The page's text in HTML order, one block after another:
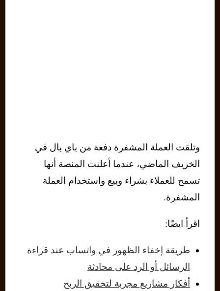
وتلقت العملة المشفرة دفعة من باي بال في
الخريف الماضي، عندما أعلنت المنصة أنها
تسمح للعملاء بشراء وبيع واستخدام العملة
المشفرة.
اقرأ ايضًا:
طريقة إخفاء الظهور في واتساب عند قراءة
الرسائل أو الرد على محادثة
أفكار مشاريع مجربة لتحقيق الربح